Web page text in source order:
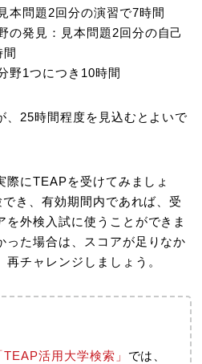
本問題2回分の演習で7時間
の発見：見本問題2回分の自己
間
野1つにつき10時間
、25時間程度を見込むとよいで
にTEAPを受けてみましょ
き、有効期間内であれば、受
外検入試に使うことができま
った場合は、スコアが足りなか
チャレンジしましょう。
活用大学検索」 では、